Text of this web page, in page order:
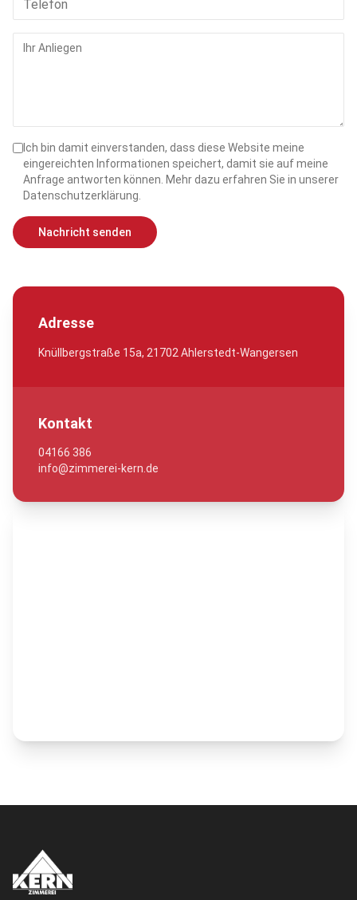
Ich bin damit einverstanden, dass diese Website meine
eingereichten Informationen speichert, damit sie auf meine
Anfrage antworten können. Mehr dazu erfahren Sie in unserer
Datenschutzerklärung.
Nachricht senden
Adresse
Knüllbergstraße 15a, 21702 Ahlerstedt-Wangersen
Kontakt
04166 386
info@zimmerei-kern.de